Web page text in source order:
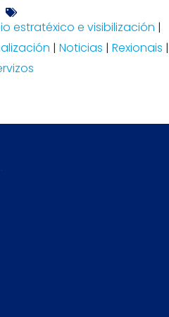
estratéxico e visibilización |
| Noticias | Rexionais |